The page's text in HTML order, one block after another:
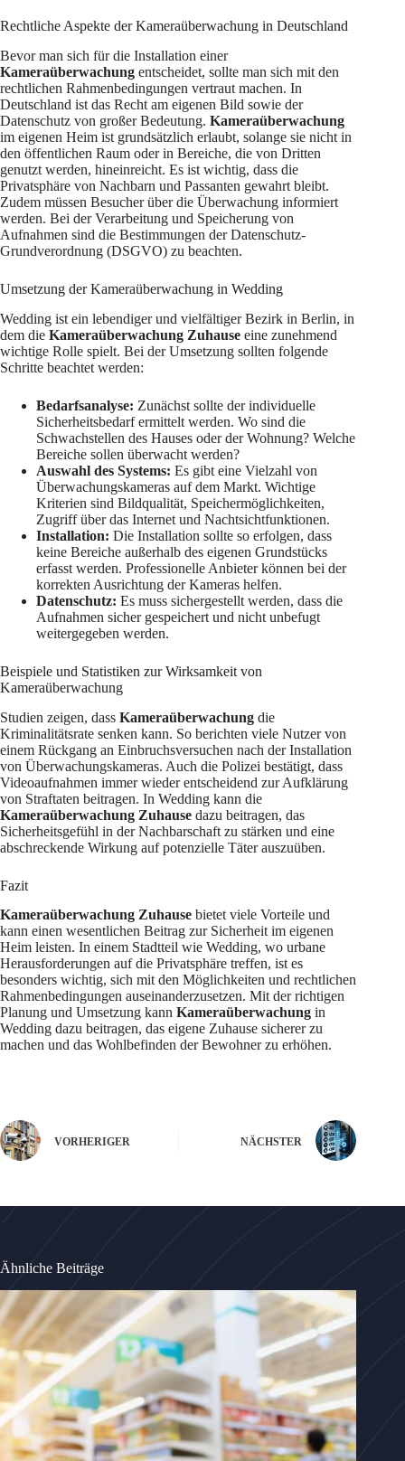
Rechtliche Aspekte der Kameraüberwachung in Deutschland
Bevor man sich für die Installation einer
Kameraüberwachung entscheidet, sollte man sich mit den
rechtlichen Rahmenbedingungen vertraut machen. In
Deutschland ist das Recht am eigenen Bild sowie der
Datenschutz von großer Bedeutung. Kameraüberwachung
im eigenen Heim ist grundsätzlich erlaubt, solange sie nicht in
den öffentlichen Raum oder in Bereiche, die von Dritten
genutzt werden, hineinreicht. Es ist wichtig, dass die
Privatsphäre von Nachbarn und Passanten gewahrt bleibt.
Zudem müssen Besucher über die Überwachung informiert
werden. Bei der Verarbeitung und Speicherung von
Aufnahmen sind die Bestimmungen der Datenschutz-
Grundverordnung (DSGVO) zu beachten.
Umsetzung der Kameraüberwachung in Wedding
Wedding ist ein lebendiger und vielfältiger Bezirk in Berlin, in
dem die Kameraüberwachung Zuhause eine zunehmend
wichtige Rolle spielt. Bei der Umsetzung sollten folgende
Schritte beachtet werden:
Bedarfsanalyse: Zunächst sollte der individuelle
Sicherheitsbedarf ermittelt werden. Wo sind die
Schwachstellen des Hauses oder der Wohnung? Welche
Bereiche sollen überwacht werden?
Auswahl des Systems: Es gibt eine Vielzahl von
Überwachungskameras auf dem Markt. Wichtige
Kriterien sind Bildqualität, Speichermöglichkeiten,
Zugriff über das Internet und Nachtsichtfunktionen.
Installation: Die Installation sollte so erfolgen, dass
keine Bereiche außerhalb des eigenen Grundstücks
erfasst werden. Professionelle Anbieter können bei der
korrekten Ausrichtung der Kameras helfen.
Datenschutz: Es muss sichergestellt werden, dass die
Aufnahmen sicher gespeichert und nicht unbefugt
weitergegeben werden.
Beispiele und Statistiken zur Wirksamkeit von
Kameraüberwachung
Studien zeigen, dass Kameraüberwachung die
Kriminalitätsrate senken kann. So berichten viele Nutzer von
einem Rückgang an Einbruchsversuchen nach der Installation
von Überwachungskameras. Auch die Polizei bestätigt, dass
Videoaufnahmen immer wieder entscheidend zur Aufklärung
von Straftaten beitragen. In Wedding kann die
Kameraüberwachung Zuhause dazu beitragen, das
Sicherheitsgefühl in der Nachbarschaft zu stärken und eine
abschreckende Wirkung auf potenzielle Täter auszuüben.
Fazit
Kameraüberwachung Zuhause bietet viele Vorteile und
kann einen wesentlichen Beitrag zur Sicherheit im eigenen
Heim leisten. In einem Stadtteil wie Wedding, wo urbane
Herausforderungen auf die Privatsphäre treffen, ist es
besonders wichtig, sich mit den Möglichkeiten und rechtlichen
Rahmenbedingungen auseinanderzusetzen. Mit der richtigen
Planung und Umsetzung kann Kameraüberwachung in
Wedding dazu beitragen, das eigene Zuhause sicherer zu
machen und das Wohlbefinden der Bewohner zu erhöhen.
VORHERIGER NÄCHSTER
Ähnliche Beiträge